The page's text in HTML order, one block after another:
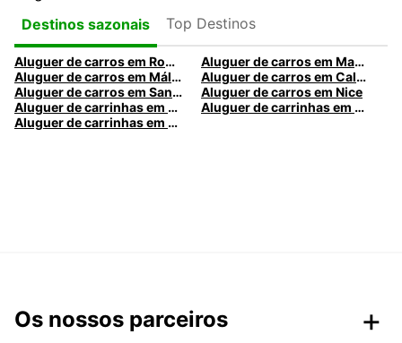
Destinos sazonais
Top Destinos
Aluguer de carros em Roma
Aluguer de carros em Madrid
Aluguer de carros em Málaga
Aluguer de carros em Caldas da Rainha
Aluguer de carros em Santa Maria da Feira
Aluguer de carros em Nice
Aluguer de carrinhas em Nice
Aluguer de carrinhas em Santa Maria da Feira
Aluguer de carrinhas em Caldas da Rainha
Os nossos parceiros